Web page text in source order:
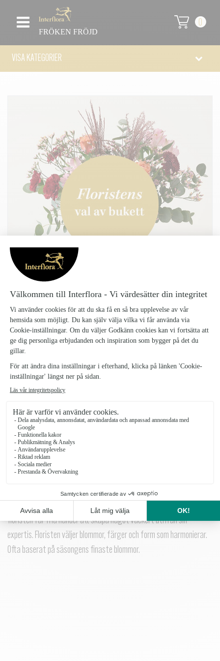
FRÖKEN FRÖJD
0
VISA KATEGORIER
Denna produkt finns inte i vårt sortiment för tillfället.
Tillbaka till startsidan
FLORISTENS TORKADE BUKETT
LITEN
Floristens-torkade-bukett-Liten_16
En Floristens val-bukett är en personligt och kreativt bukett där
floristen får fria händer att skapa något vackert utifrån sin
expertis. Floristen väljer blommor, färger och form som harmonierar.
Ofta baserat på säsongens finaste blommor.